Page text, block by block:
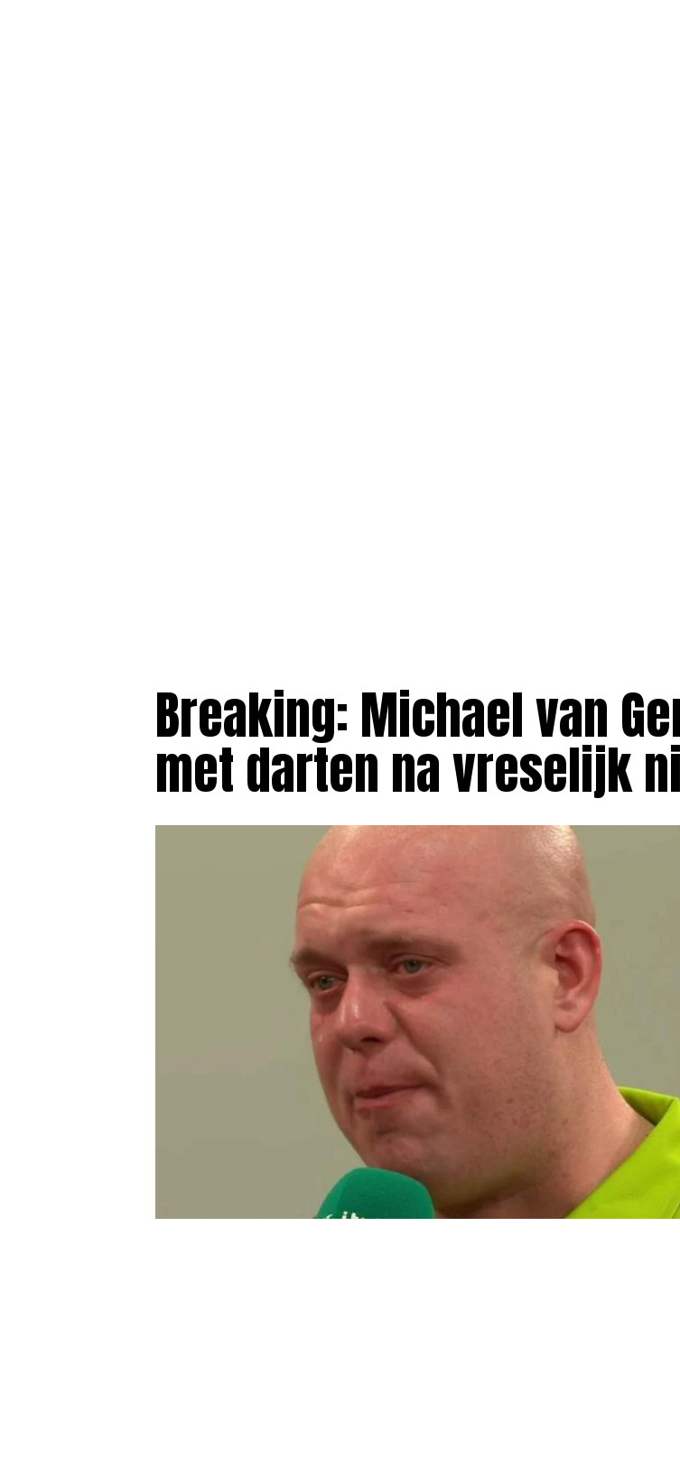
Breaking: Michael van
met darten na vreselijk